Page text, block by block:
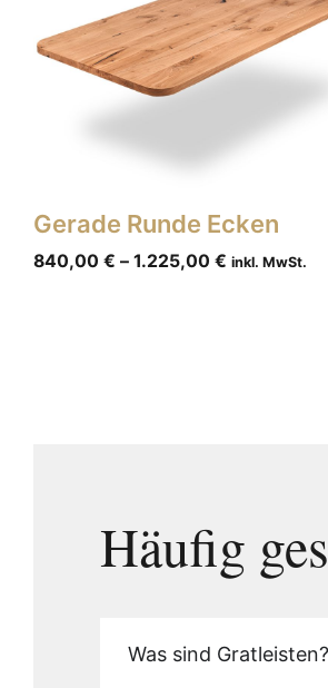
Gerade Runde Ecken
840,00 € – 1.225,00 € inkl. MwSt.
Häufig
Was sind Gratleisten?